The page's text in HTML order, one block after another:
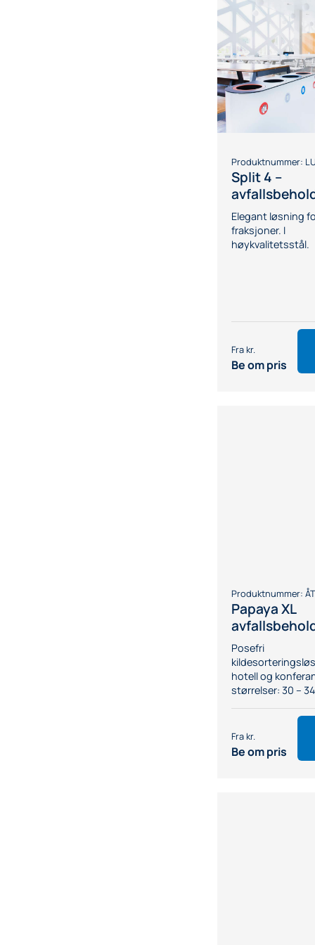
Produktnummer:
Split 4 –
Elegant løsning
fraksjoner. I
høykvalitetsstål.
Be om pris
Produktnummer:
Papaya XL
Posefri
hotell og
størrelser: 30 –
Be om pris